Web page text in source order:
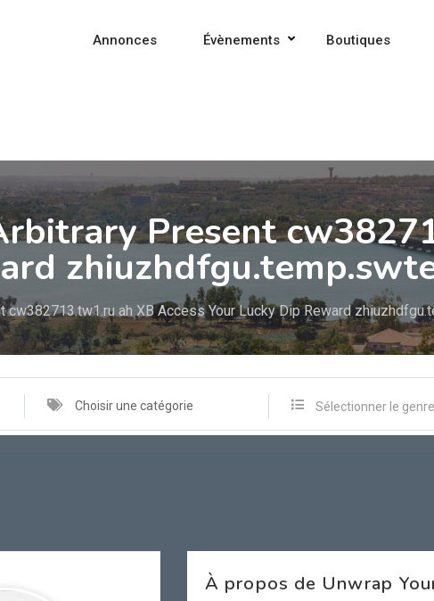
Annonces Évènements Boutiques
Present
cw382713.tw1.ru ah XB Access Your Lucky Dip Reward
Choisir une catégorie Sélectionner le genre
À propos de Unwrap